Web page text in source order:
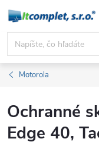
Prejsť
obsah
Motorola
Ochranné
Edge 40,